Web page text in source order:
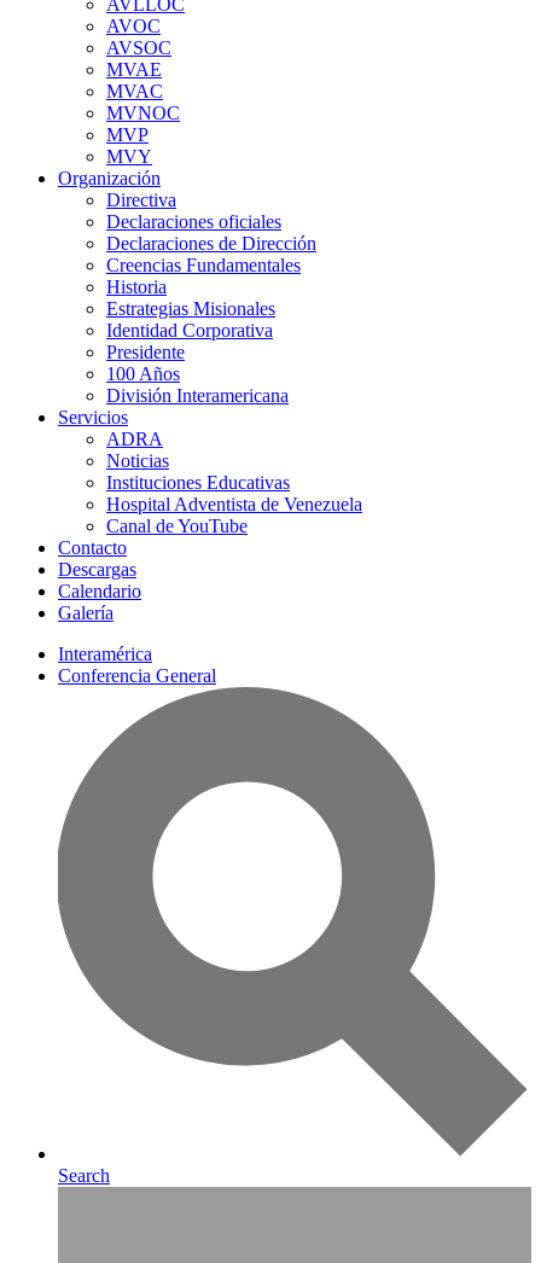
AVOC
AVSOC
MVAE
MVAC
MVNOC
MVP
MVY
Organización
Directiva
Declaraciones oficiales
Declaraciones de Dirección
Creencias Fundamentales
Historia
Estrategias Misionales
Identidad Corporativa
Presidente
100 Años
División Interamericana
Servicios
ADRA
Noticias
Instituciones Educativas
Hospital Adventista de Venezuela
Canal de YouTube
Contacto
Descargas
Calendario
Galería
Interamérica
Conferencia General
Search